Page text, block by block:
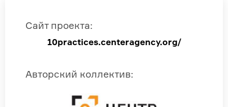
Сайт проекта:
10practices.centeragency.org/
Авторский коллектив: